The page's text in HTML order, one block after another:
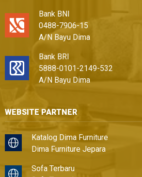
Bank BNI
0488-7906-15
A/N Bayu Dima
Bank BRI
5888-0101-2149-532
A/N Bayu Dima
WEBSITE PARTNER
Katalog Dima Furniture
Dima Furniture Jepara
Sofa Terbaru